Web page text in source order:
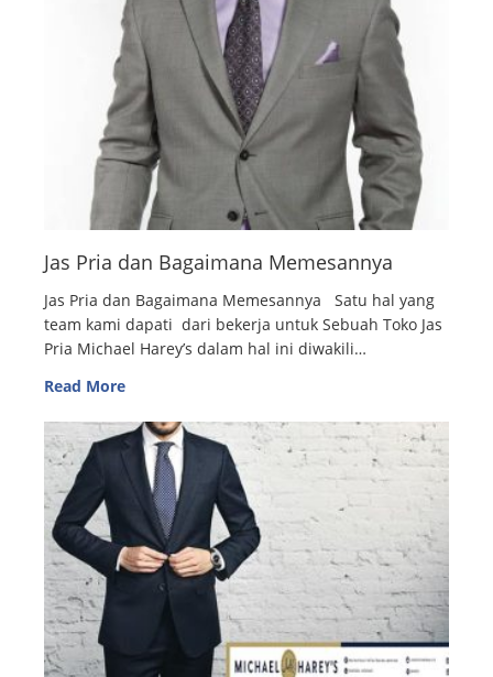
Jas Pria dan Bagaimana Memesannya
Jas Pria dan Bagaimana Memesannya Satu hal yang
team kami dapati dari bekerja untuk Sebuah Toko Jas
Pria Michael Harey’s dalam hal ini diwakili…
Read More